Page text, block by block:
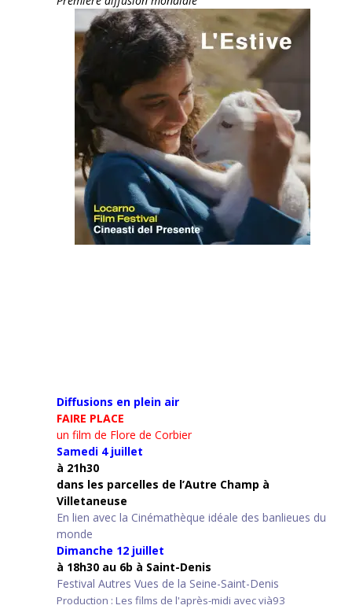
Diffusions en plein air
FAIRE PLACE
un film de Flore de Corbier
Samedi 4 juillet
à 21h30
dans les parcelles de l’Autre Champ à
Villetaneuse
En lien avec la Cinémathèque idéale des banlieues du
monde
Dimanche 12 juillet
à 18h30 au 6b à Saint-Denis
Festival Autres Vues de la Seine-Saint-Denis
Production : Les films de l'après-midi avec vià93